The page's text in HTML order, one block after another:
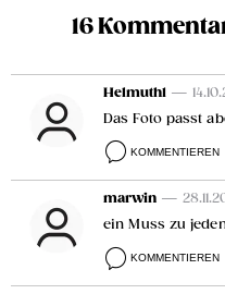
16
Helmuth1 —
Das Foto passt
KOMMENTIEREN
marwin —
ein Muss zu
KOMMENTIEREN